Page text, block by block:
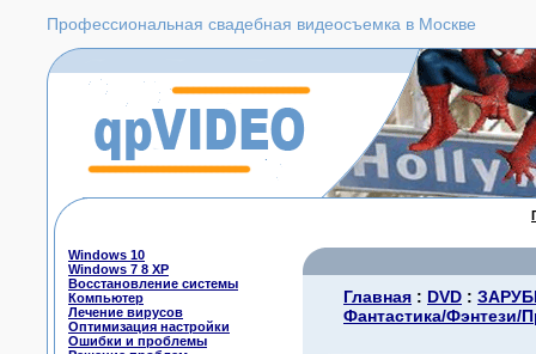
Профессиональная свадебная видеосъемка в Москве
Windows 10
Windows 7 8 XP
Восстановление системы
Компьютер
Лечение вирусов
Оптимизация настройки
Ошибки и проблемы
Главная : DVD :
Фантастика/Фэнтези/